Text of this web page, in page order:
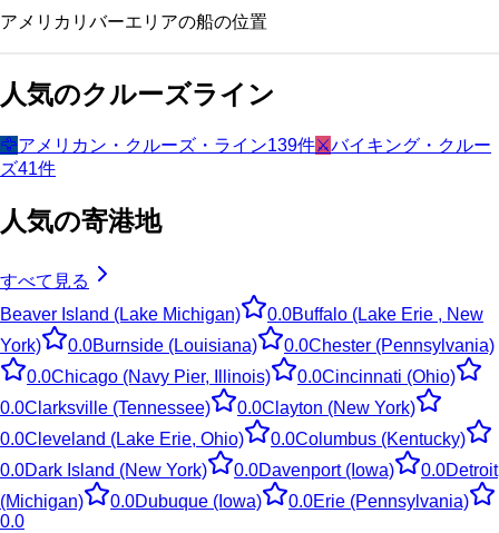
アメリカリバーエリアの船の位置
人気のクルーズライン
🦅アメリカン・クルーズ・ライン139件⚔️バイキング・クルー
ズ41件
人気の寄港地
すべて見る
Beaver Island (Lake Michigan)
0.0Buffalo (Lake Erie , New
York)
0.0Burnside (Louisiana) 0.0Chester (Pennsylvania)
0.0Chicago (Navy Pier, Illinois) 0.0Cincinnati (Ohio)
0.0Clarksville (Tennessee) 0.0Clayton (New York)
0.0Cleveland (Lake Erie, Ohio) 0.0Columbus (Kentucky)
0.0Dark Island (New York) 0.0Davenport (Iowa) 0.0Detroit
(Michigan)
0.0Dubuque (Iowa) 0.0Erie (Pennsylvania)
0.0